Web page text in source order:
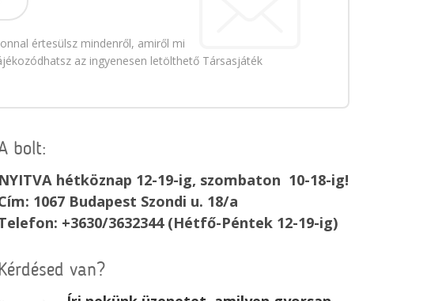
értesülsz mindenről, amiről mi
az ingyenesen letölthető Társasjáték
bolt:
NYITVA hétköznap 12-19-ig, szombaton 10-18-ig!
1067 Budapest Szondi u. 18/a
+3630/3632344 (Hétfő-Péntek 12-19-ig)
van?